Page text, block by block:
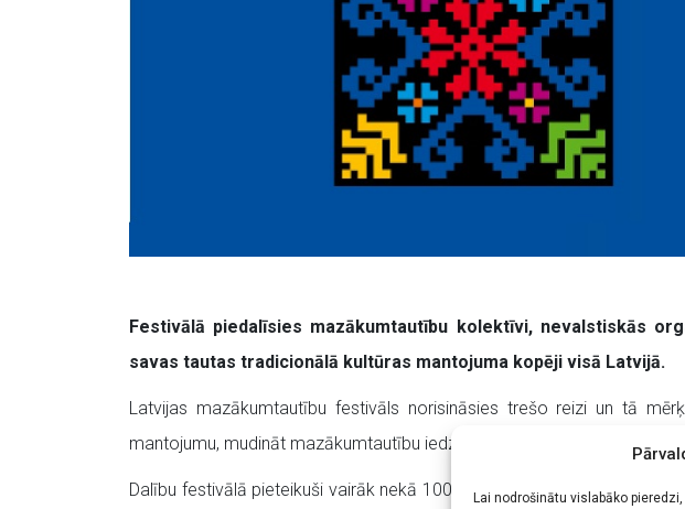
Lai nodrošinātu vislabāko
Festivālā piedalīsies mazākumtautību kolektīvi, nevalstiskās
savas tautas tradicionālā kultūras mantojuma kopēji visā Latvijā.
Latvijas mazākumtautību festivāls norisināsies trešo reizi un tā
mantojumu, mudināt mazākumtautību iedzīvotājus izprast savas
Dalību festivālā pieteikuši vairāk nekā 100 mākslinieciskie kolektīvi,